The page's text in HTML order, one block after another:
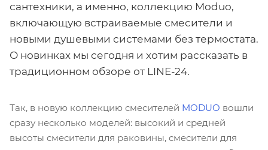
сантехники, а именно, коллекцию Moduo,
включающую встраиваемые смесители и
новыми душевыми системами без термостата.
О новинках мы сегодня и хотим рассказать в
традиционном обзоре от LINE-24.
Так, в новую коллекцию смесителей MODUO вошли
сразу несколько моделей: высокий и средней
высоты смесители для раковины, смесители для